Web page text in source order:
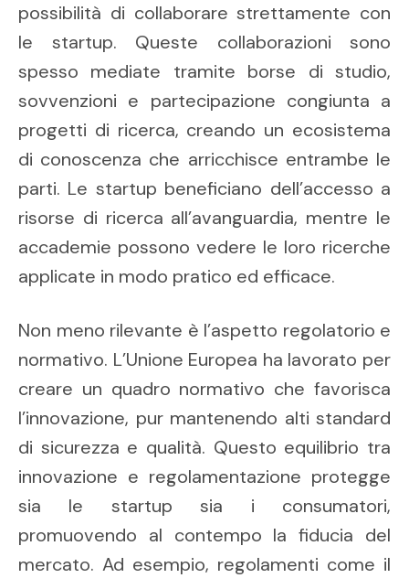
possibilità di collaborare strettamente con
le startup. Queste collaborazioni sono
spesso mediate tramite borse di studio,
sovvenzioni e partecipazione congiunta a
progetti di ricerca, creando un ecosistema
di conoscenza che arricchisce entrambe le
parti. Le startup beneficiano dell’accesso a
risorse di ricerca all’avanguardia, mentre le
accademie possono vedere le loro ricerche
applicate in modo pratico ed efficace.
Non meno rilevante è l’aspetto regolatorio e
normativo. L’Unione Europea ha lavorato per
creare un quadro normativo che favorisca
l’innovazione, pur mantenendo alti standard
di sicurezza e qualità. Questo equilibrio tra
innovazione e regolamentazione protegge
sia le startup sia i consumatori,
promuovendo al contempo la fiducia del
mercato. Ad esempio, regolamenti come il